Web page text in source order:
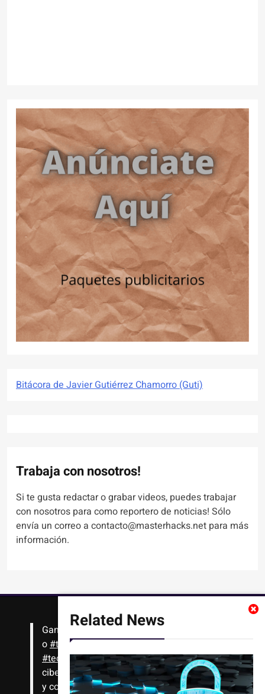
Related News
Bitácora de Javier Gutiérrez Chamorro (Guti)
Trabaja con nosotros!
Si te gusta redactar o grabar videos, puedes trabajar
con nosotros para como reportero de noticias! Sólo
envía un correo a contacto@masterhacks.net para más
información.
Gana #Bitcoinsolo con leer artículos, noticias
o#tutorialesinteresantes de ciencia,
#tecnología,#criptomonedas, seguridad
cibernética y más!! Sólo tienes que registrarte
y comenzar a navegar